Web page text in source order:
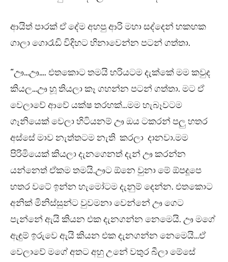
ආයිත් පාරක් ඒ දේම අහපු ආරි මහා සද්දෙන් හකහක
ගාලා ගොරෑඩි විදිහට හිනාවෙන්න පටන් ගත්තා.
“ඌ…ඌ…. එතකොට තමයි හරියටම දැක්කේ මම කවුද
කියල…ඌ හූ තියලා කෑ ගහන්න පටන් ගත්තා. මට ඒ
වෙලාවේ ආවේ යක්ෂ තරහක්…මම හැබෑවටම
ගෑනියෙක් වෙලා හිටියනම් ඌ ඔය ටකරන් පලු හතර
අස්සේ මාව නැත්තටම නැති කරලා දානවා.මම
පිරිමියෙක් කියලා දැනගෙනත් දැන් ඌ කරන්න
යන්නෙත් ඒකම තමයි.ඌට ඕනෙ වුනා මේ ඕපදූපෙ
හතර වටේ ඉන්න හැමෝටම දැනුම් දෙන්න. එතකොට
අනික් මිනිස්සුන්ට වුවමනා වෙන්නේ ඌ ගෙට
පැන්නේ ඇයි කියන එක දැනගන්න නෙමෙයි. ඌ මගේ
ඇඳුම් ඉරුවෙ ඇයි කියන එක දැනගන්න නෙමෙයි…ඒ
වෙලාවේ මගේ අතට අහු උනේ වතුර බීලා මේසේ